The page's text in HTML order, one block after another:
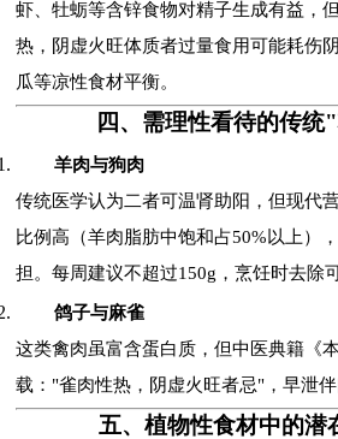
虾、牡蛎等含锌食物对精子生成有益，
热，阴虚火旺体质者过量食用可能耗伤
瓜等凉性食材平衡。
四、需理性看待的传
羊肉与狗肉
传统医学认为二者可温肾助阳，但现代
比例高（羊肉脂肪中饱和占50%以上）
担。每周建议不超过150g，烹饪时去除
鸽子与麻雀
这类禽肉虽富含蛋白质，但中医典籍《
载："雀肉性热，阴虚火旺者忌"，早泄伴
五、植物性食材中的潜